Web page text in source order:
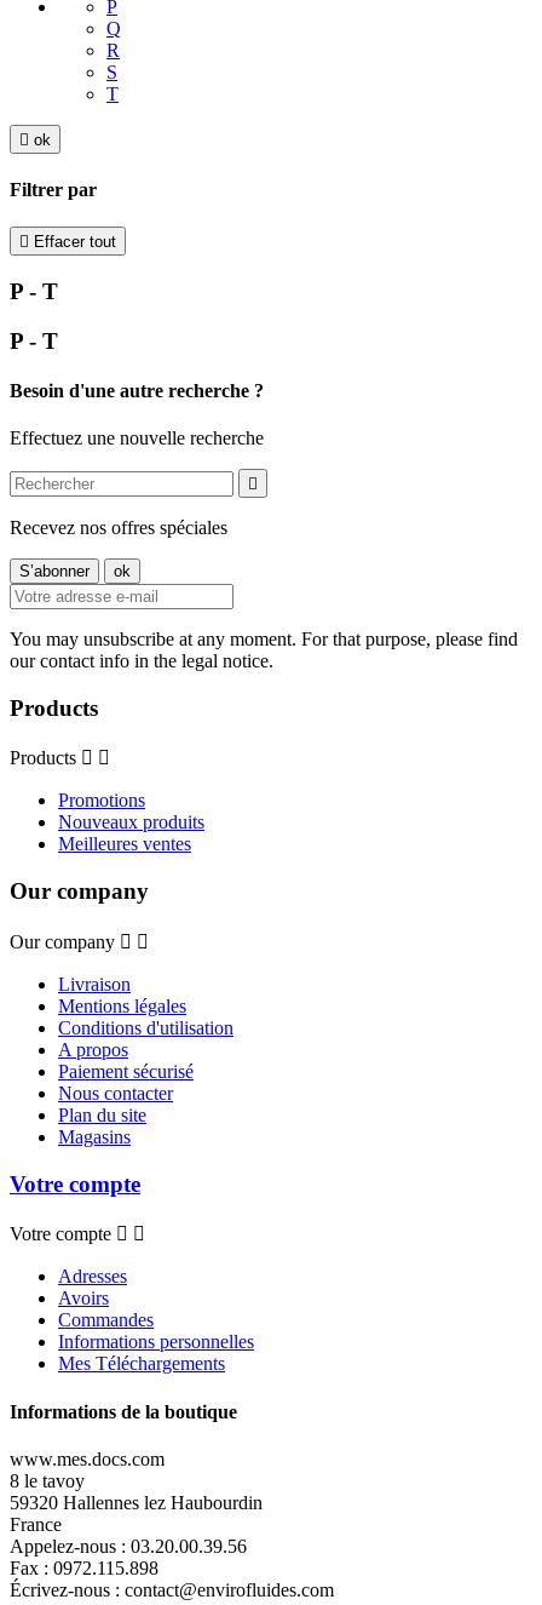
P
Q
R
S
T
 ok
Filtrer par
 Effacer tout
P - T
P - T
Besoin d'une autre recherche ?
Effectuez une nouvelle recherche

Recevez nos offres spéciales
You may unsubscribe at any moment. For that purpose, please find
our contact info in the legal notice.
Products
Products  
Promotions
Nouveaux produits
Meilleures ventes
Our company
Our company  
Livraison
Mentions légales
Conditions d'utilisation
A propos
Paiement sécurisé
Nous contacter
Plan du site
Magasins
Votre compte
Votre compte  
Adresses
Avoirs
Commandes
Informations personnelles
Mes Téléchargements
Informations de la boutique
www.mes.docs.com
8 le tavoy
59320 Hallennes lez Haubourdin
France
Appelez-nous : 03.20.00.39.56
Fax : 0972.115.898
Écrivez-nous : contact@envirofluides.com